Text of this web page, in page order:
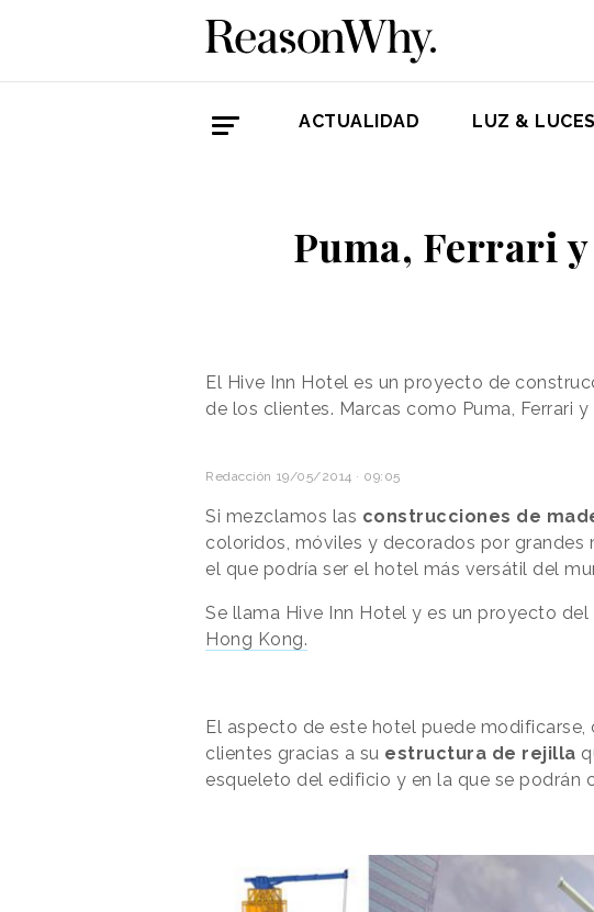
ACTUALIDAD LUZ & LUCES
Puma, Ferrari
El Hive Inn Hotel es un proyecto de
de los clientes. Marcas como Puma, Ferrari
Redacción 19/05/2014 · 09:05
Si mezclamos las construcciones de
coloridos, móviles y decorados por grandes
el que podría ser el hotel más versátil del
Se llama Hive Inn Hotel y es un proyecto
Hong Kong.
El aspecto de este hotel puede
clientes gracias a su estructura de rejilla
esqueleto del edificio y en la que se podrán